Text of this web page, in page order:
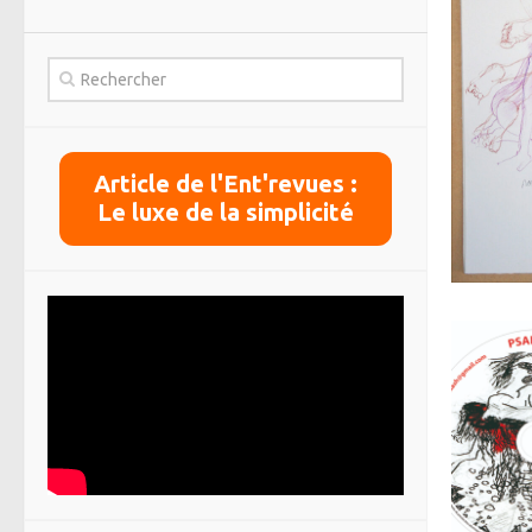
Article de l'Ent'revues :
Le luxe de la simplicité